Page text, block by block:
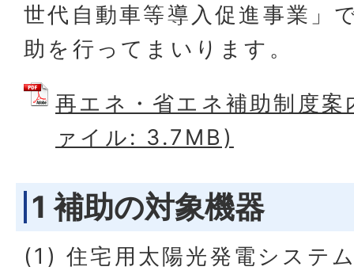
世代自動車等導入促進事業」
助を行ってまいります。
再エネ・省エネ補助制度
ァイル: 3.7MB)
1 補助の対象機器
(1) 住宅用太陽光発電システ